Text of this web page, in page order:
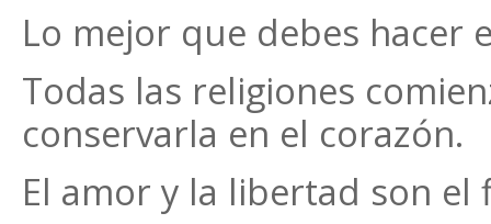
Lo mejor que debes hacer
Todas las religiones
conservarla en el corazón.
El amor y la libertad son